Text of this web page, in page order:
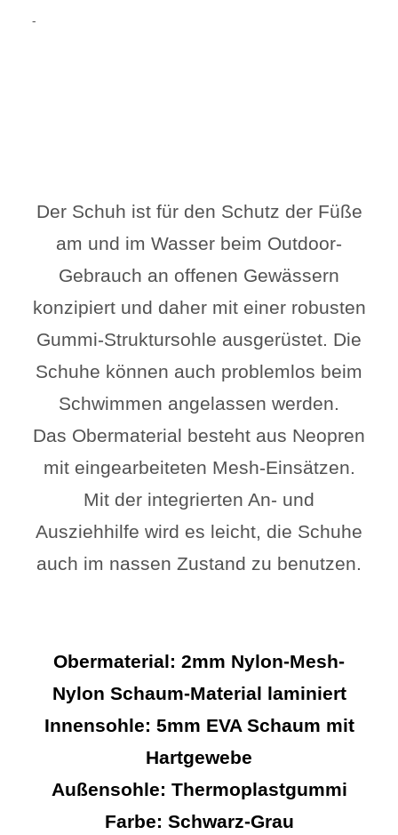
-
Der Schuh ist für den Schutz der Füße
am und im Wasser beim Outdoor-
Gebrauch an offenen Gewässern
konzipiert und daher mit einer robusten
Gummi-Struktursohle ausgerüstet. Die
Schuhe können auch problemlos beim
Schwimmen angelassen werden.
Das Obermaterial besteht aus Neopren
mit eingearbeiteten Mesh-Einsätzen.
Mit der integrierten An- und
Ausziehhilfe wird es leicht, die Schuhe
auch im nassen Zustand zu benutzen.
Obermaterial: 2mm Nylon-Mesh-
Nylon Schaum-Material laminiert
Innensohle: 5mm EVA Schaum mit
Hartgewebe
Außensohle: Thermoplastgummi
Farbe: Schwarz-Grau